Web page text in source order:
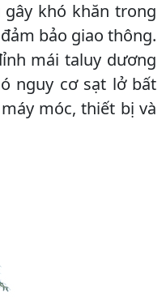
khó khăn trong
bảo giao thông.
mái taluy dương
nguy cơ sạt lở bất
móc, thiết bị và